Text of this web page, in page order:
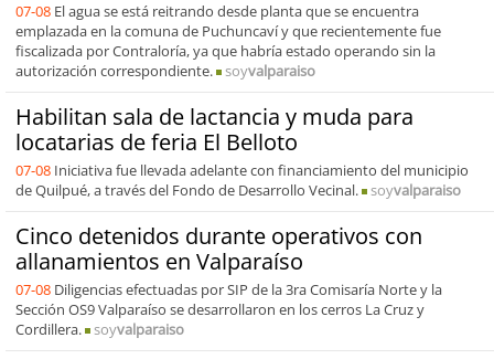
07-08 El agua se está reitrando desde planta que se encuentra
emplazada en la comuna de Puchuncaví y que recientemente fue
fiscalizada por Contraloría, ya que habría estado operando sin la
autorización correspondiente.
soyvalparaiso
Habilitan sala de lactancia y muda para
locatarias de feria El Belloto
07-08 Iniciativa fue llevada adelante con financiamiento del municipio
de Quilpué, a través del Fondo de Desarrollo Vecinal.
soyvalparaiso
Cinco detenidos durante operativos con
allanamientos en Valparaíso
07-08 Diligencias efectuadas por SIP de la 3ra Comisaría Norte y la
Sección OS9 Valparaíso se desarrollaron en los cerros La Cruz y
Cordillera.
soyvalparaiso